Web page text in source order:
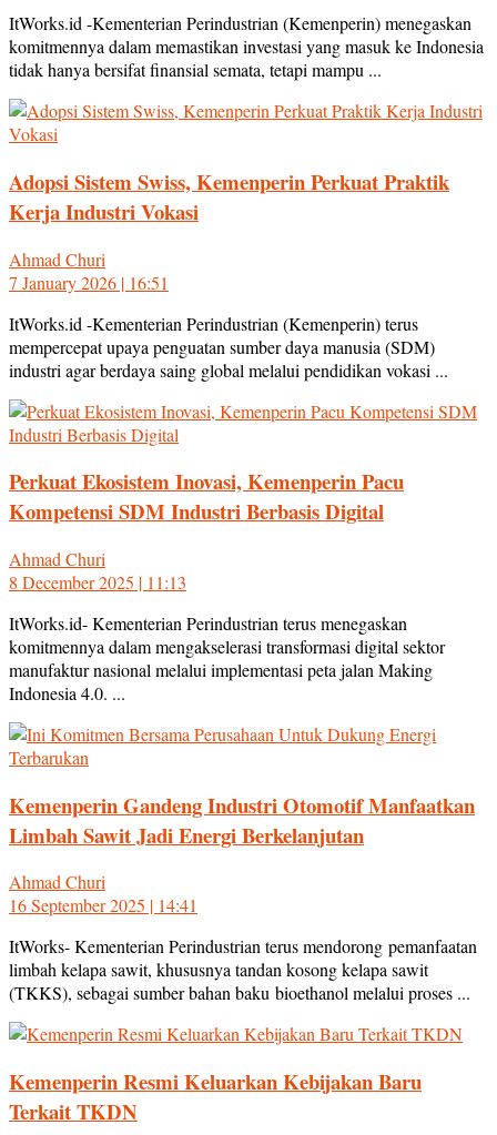
ItWorks.id -Kementerian Perindustrian (Kemenperin) menegaskan
komitmennya dalam memastikan investasi yang masuk ke Indonesia
tidak hanya bersifat finansial semata, tetapi mampu ...
Adopsi Sistem Swiss, Kemenperin Perkuat Praktik
Kerja Industri Vokasi
Ahmad Churi
7 January 2026 | 16:51
ItWorks.id -Kementerian Perindustrian (Kemenperin) terus
mempercepat upaya penguatan sumber daya manusia (SDM)
industri agar berdaya saing global melalui pendidikan vokasi ...
Perkuat Ekosistem Inovasi, Kemenperin Pacu
Kompetensi SDM Industri Berbasis Digital
Ahmad Churi
8 December 2025 | 11:13
ItWorks.id- Kementerian Perindustrian terus menegaskan
komitmennya dalam mengakselerasi transformasi digital sektor
manufaktur nasional melalui implementasi peta jalan Making
Indonesia 4.0. ...
Kemenperin Gandeng Industri Otomotif Manfaatkan
Limbah Sawit Jadi Energi Berkelanjutan
Ahmad Churi
16 September 2025 | 14:41
ItWorks- Kementerian Perindustrian terus mendorong pemanfaatan
limbah kelapa sawit, khususnya tandan kosong kelapa sawit
(TKKS), sebagai sumber bahan baku bioethanol melalui proses ...
Kemenperin Resmi Keluarkan Kebijakan Baru
Terkait TKDN